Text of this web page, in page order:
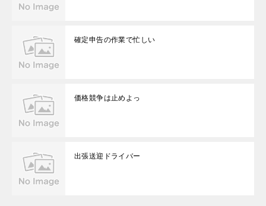
確定申告の作業で忙しい
価格競争は止めよっ
出張送迎ドライバー